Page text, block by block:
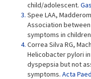
child/adolescent.
Spee LAA,
Association
symptoms in
Correa Silva RG,
Helicobacter pylori
dyspepsia but not
symptoms. Acta